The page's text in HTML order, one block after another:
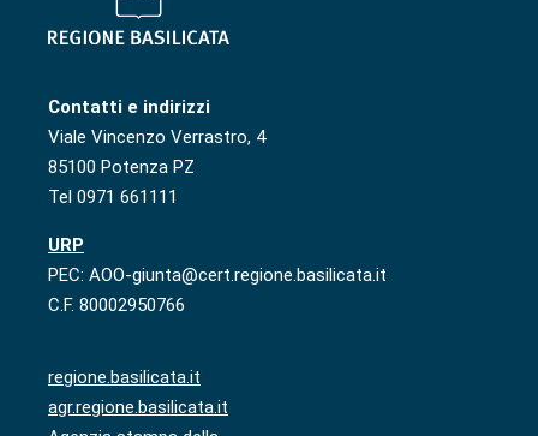
Contatti e indirizzi
Viale Vincenzo Verrastro, 4
85100 Potenza PZ
Tel 0971 661111
URP
PEC: AOO-giunta@cert.regione.basilicata.it
C.F. 80002950766
regione.basilicata.it
agr.regione.basilicata.it